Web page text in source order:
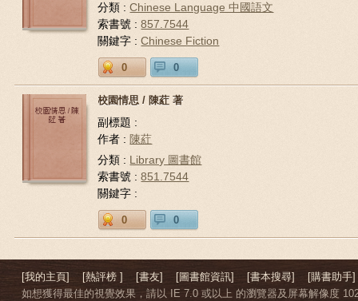
分類 :Chinese Language 中國語文
索書號 :857.7544
關鍵字 :Chinese Fiction
0 0
校園情思 / 陳葒 著
副標題 :
作者 : 陳葒
分類 : Library 圖書館
索書號 :851.7544
關鍵字 :
0 0
[我的主頁] [熱評榜 ] [書友] [圖書館資訊] [書本搜尋]
[購書助手]
如想獲得最佳的視覺效果，請以 IE 7.0 或以上 的瀏覽器及屏幕解像度